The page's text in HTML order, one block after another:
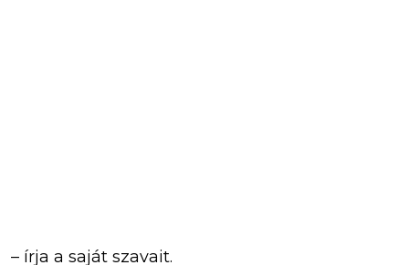
– írja a saját szavait.